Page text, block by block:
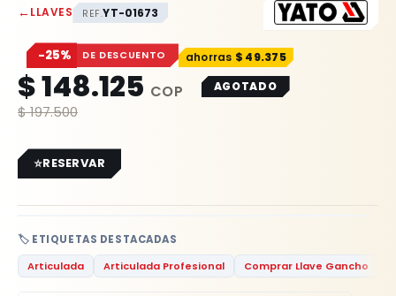
←LLAVES REF.YT-01673
−25% DE DESCUENTO $ 49.375
$197.500
$148.125 AGOTADO
🏷️ ETIQUETAS DESTACADAS
Articulada
Articulada Profesional Comprar Llave Gancho
RESERVAR